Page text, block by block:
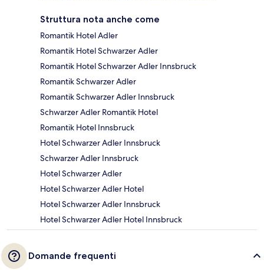
Struttura nota anche come
Romantik Hotel Adler
Romantik Hotel Schwarzer Adler
Romantik Hotel Schwarzer Adler Innsbruck
Romantik Schwarzer Adler
Romantik Schwarzer Adler Innsbruck
Schwarzer Adler Romantik Hotel
Romantik Hotel Innsbruck
Hotel Schwarzer Adler Innsbruck
Schwarzer Adler Innsbruck
Hotel Schwarzer Adler
Hotel Schwarzer Adler Hotel
Hotel Schwarzer Adler Innsbruck
Hotel Schwarzer Adler Hotel Innsbruck
Domande frequenti